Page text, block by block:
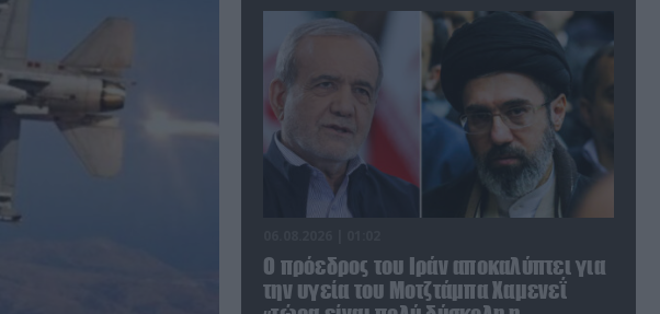
Ο πρόεδρος του Ιράν αποκαλύπτει για
την υγεία του Μοτζτάμπα Χαμενεΐ